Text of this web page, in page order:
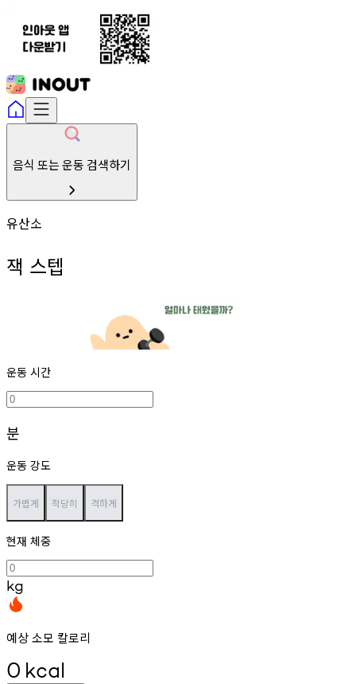
음식 또는 운동 검색하기
유산소
잭 스텝
운동 시간
분
운동 강도
가볍게 적당히 격하게
현재 체중
kg
예상 소모 칼로리
0 kcal